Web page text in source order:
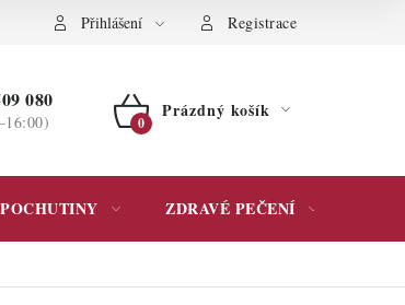
údajů Přihlášení Registrace
080
NÁKUPNÍ
Prázdný košík
POCHUTINY ZDRAVÉ PEČENÍ